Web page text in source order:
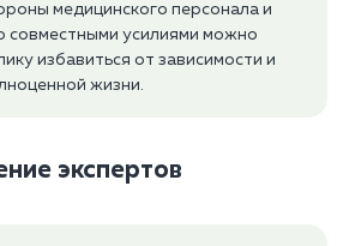
медицинского персонала и
совместными усилиями можно
избавиться от зависимости и
жизни.
экспертов